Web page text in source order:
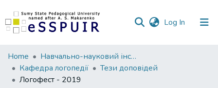
Log In (current)
Communities
&
Collections
Home
Навчально-науковий інститут фізичної культури
Кафедра логопедії
Тези доповідей
Логофест - 2019